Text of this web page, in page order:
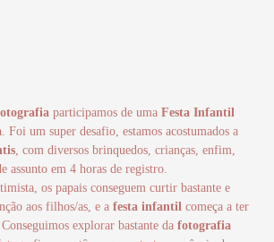
participamos de uma Festa Infantil
. Foi um super desafio, estamos acostumados a
, com diversos brinquedos, crianças, enfim,
assunto em 4 horas de registro.
os papais conseguem curtir bastante e
aos filhos/as, e a festa infantil começa a ter
explorar bastante da fotografia